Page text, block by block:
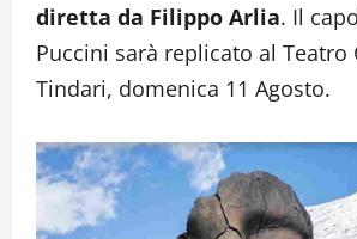
diretta da Filippo Arlia. Il
Puccini sarà replicato al Teatro
Tindari, domenica 11 Agosto.